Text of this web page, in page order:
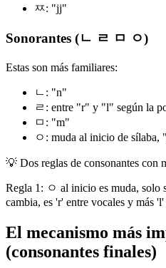
ㅉ: "jj"
Sonorantes (ㄴ ㄹ ㅁ ㅇ)
Estas son más familiares:
ㄴ: "n"
ㄹ: entre "r" y "l" según la
ㅁ: "m"
ㅇ: muda al inicio de sílaba,
💡 Dos reglas de consonantes con
Regla 1: ㅇ al inicio es muda, solo
cambia, es 'r' entre vocales y más
El mecanismo más
(consonantes finales)